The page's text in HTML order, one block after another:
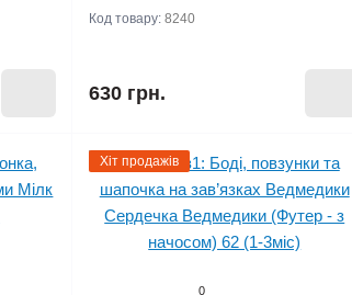
Код товару:8240
630 грн.
Хіт продажів
0